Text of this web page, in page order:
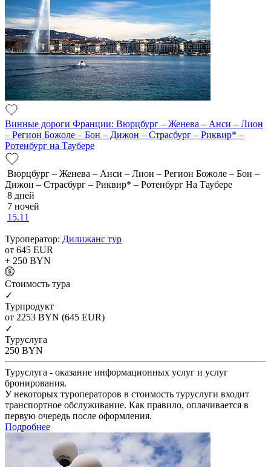
Винные дороги Франции: Вюрцбург – Женева – Анси – Лион
– Регион Божоле – Бон – Дижон – Страсбург – Риквир* –
Ротенбург на Таубере
Вюрцбург – Женева – Анси – Лион – Регион Божоле – Бон –
Дижон – Страсбург – Риквир* – Ротенбург На Таубере
8 дней
7 ночей
15.11
Туроператор: Дилижанс тур
от 645 EUR
+ 250 BYN
Cтоимость тура
✓
Турпродукт
от 2253 BYN (645 EUR)
✓
Туруслуга
250 BYN
Туруслуга - оказание информационных услуг и услуг
бронирования.
У некоторых туроператоров в стоимость туруслуги входит
транспортное обслуживание. Как правило, оплачивается в
первую очередь после оформления.
Подробнее